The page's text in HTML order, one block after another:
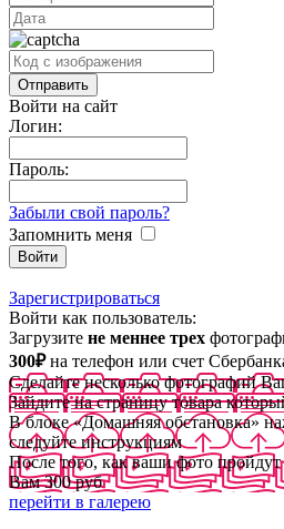
Войти на сайт
Логин:
Пароль:
Забыли свой пароль?
Запомнить меня
Зарегистрироваться
Войти как пользователь:
Загрузите не меннее трех
300₽на телефон или счет
Сделайте несколько фотографий
Зайдите на страницу товара
В блоке «Домашняя обстановка»
следуйте инструкциям
После того, как ваши фото
Вам 300 руб
перейти в галерею